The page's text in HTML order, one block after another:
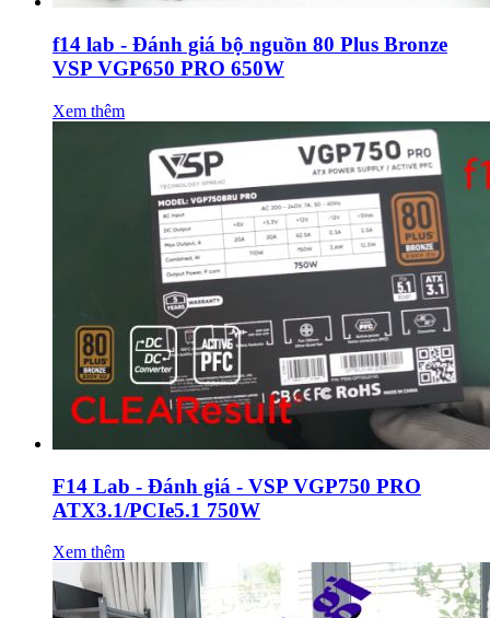
f14 lab - Đánh giá bộ nguồn 80 Plus Bronze
VSP VGP650 PRO 650W
Xem thêm
F14 Lab - Đánh giá - VSP VGP750 PRO
ATX3.1/PCIe5.1 750W
Xem thêm